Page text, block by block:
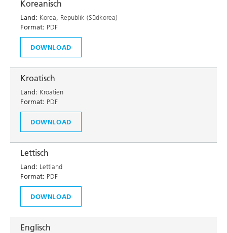
Koreanisch
Land: Korea, Republik (Südkorea)
Format: PDF
DOWNLOAD
Kroatisch
Land: Kroatien
Format: PDF
DOWNLOAD
Lettisch
Land: Lettland
Format: PDF
DOWNLOAD
Englisch